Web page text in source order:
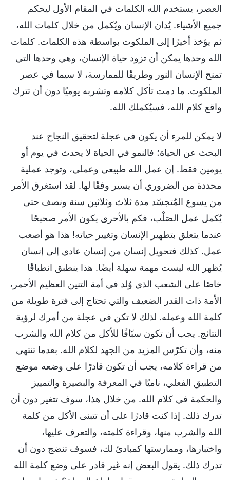
العصر، يستخدم الله الكلمات في المقام الأول ليحكم
جميع الأشياء. يُدان الإنسان ويُكمل من خلال كلمات الله،
ثم يؤخذ أخيرًا إلى الملكوت بواسطة هذه الكلمات. كلمات
الله وحدها يمكن أن تزود حياة الإنسان، وهي وحدها التي
تمنح الإنسان النور وطريقًا للممارسة، لا سيما في عصر
الملكوت. ما دمت تأكل كلامه وتشربه يوميًا دون أن تترك
واقع كلام الله، فسيُكملك الله.
لا يمكن للمرء أن يكون في عجلة لتحقيق النجاح عند
البحث عن الحياة؛ فالنمو في الحياة لا يحدث في يوم أو
يومين فقط. إن عمل الله طبيعي وعملي، وتوجد عملية
محددة من الضروري أن يسير وفقًا لها. لقد استغرق الأمر
من يسوع المُتجسّد مدة ثلاث وثلاثين سنة ونصف حتى
يُكمل عمل الصَلْب، فكم بالأحرى يكون الأمر صحيحًا
عندما يتعلق بتطهير الإنسان وتغيير حياته! هذا هو أصعب
عمل. كذلك فتحويل إنسان من إنسان عادي إلى إنسان
يُظهر الله ليست مهمة سهلة أيضًا. هذا ينطبق انطباقًا
خاصًا على الشعب الذي وُلد في أمة التنين العظيم الأحمر،
الأمة ذات القدر الضعيف والتي تحتاج إلى فترة طويلة من
كلمة الله وعمله. لذلك لا تكن في عجلة من أمرك لرؤية
النتائج. يجب أن تكون سبّاقًا للأكل من كلام الله والشرب
منه، وأن تكرّس المزيد من الجهد لكلام الله. بعدما تنتهي
من قراءة كلامه، يجب أن تكون قادرًا على وضعه موضع
التطبيق الفعلي، ناميًا في المعرفة والبصيرة والتمييز
والحكمة في كلام الله. من خلال هذا، سوف تتغير دون أن
تدرك ذلك. إذا كنت قادرًا على أن تتبنى الأكل من كلمة
الله والشرب منها، وقراءة كلمته، والتعرف عليها،
واختبارها، وممارستها كمبادئ لك، فسوف تنضج دون أن
تدرك ذلك. يقول البعض إنه غير قادر على وضع كلمة الله